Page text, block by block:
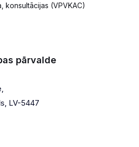
konsultācijas (VPVKAC)
pārvalde
LV-5447